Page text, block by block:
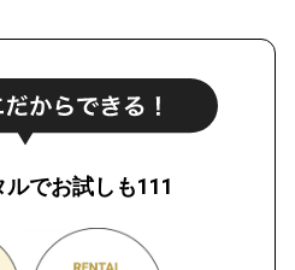
でお試しも111